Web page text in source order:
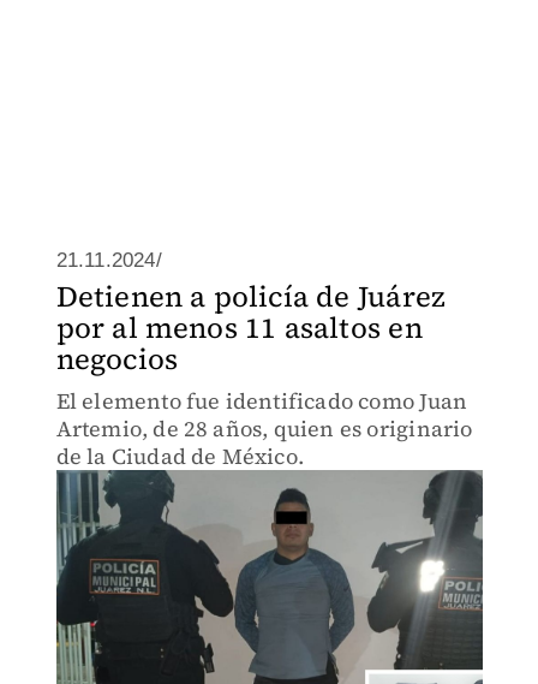
21.11.2024/
Detienen a policía de Juárez
por al menos 11 asaltos en
negocios
El elemento fue identificado como Juan
Artemio, de 28 años, quien es originario
de la Ciudad de México.